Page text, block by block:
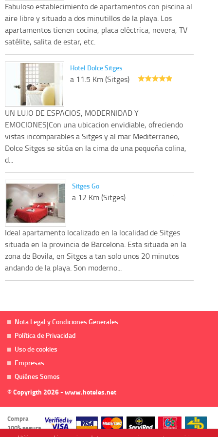
Fabuloso establecimiento de apartamentos con piscina al
aire libre y situado a dos minutillos de la playa. Los
apartamentos tienen cocina, placa eléctrica, nevera, TV
satélite, salita de estar, etc.
Hotel Dolce Sitges
a 11.5 Km (Sitges)
UN LUJO DE ESPACIOS, MODERNIDAD Y
EMOCIONES|Con una ubicacion envidiable, ofreciendo
vistas incomparables a Sitges y al mar Mediterraneo,
Dolce Sitges se sitúa en la cima de una pequeña colina,
d...
Sitges Go
a 12 Km (Sitges)
Ideal apartamento localizado en la localidad de Sitges
situada en la provincia de Barcelona. Esta situada en la
zona de Bovila, en Sitges a tan solo unos 20 minutos
andando de la playa. Son moderno...
Nota Legal y Condiciones Generales
Política de Privacidad
Uso de cookies
Empresas
Quiénes Somos
© Copyrigth 2026 - www.hoteles.net
Compra
100% segura